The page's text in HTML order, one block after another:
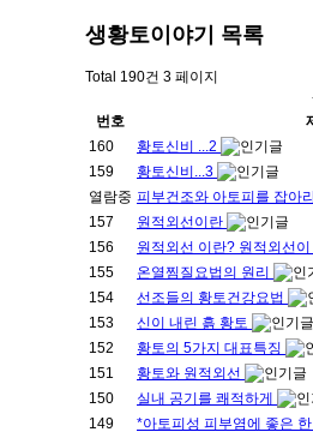
생황토이야기 목록
Total 190건 3 페이지
번호
160
황토신비 ...2
159
황토신비...3
열람중 피부건조와 아토피를 잡아
157
원적외선이란
156
원적외선 이란? 원적외선
155
온열찜질요법의 원리
154
선조들의 황토건강요법
153
신이 내린 흙 황토
152
황토의 5가지 대표특징
151
황토와 원적외선
150
실내 공기를 쾌적하게
149
*아토피성 피부염에 좋은